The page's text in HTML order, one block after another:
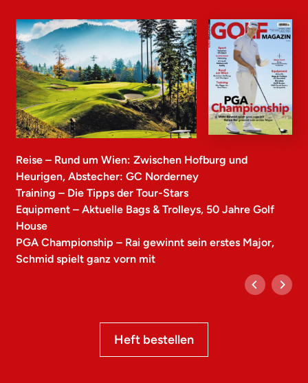
Reise – Rund um Wien: Zwischen Hofburg und
Heurigen, Abstecher: GC Norderney
Training – Die Tipps der Tour-Stars
Equipment – Aktuelle Bags & Trolleys, 50 Jahre Golf
House
PGA Championship – Rai gewinnt sein erstes Major,
Schmid spielt ganz vorn mit
Heft bestellen